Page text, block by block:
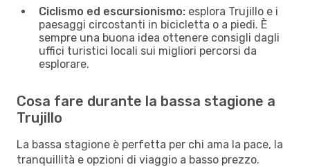
Ciclismo ed escursionismo: esplora Trujillo e i
paesaggi circostanti in bicicletta o a piedi. È
sempre una buona idea ottenere consigli dagli
uffici turistici locali sui migliori percorsi da
esplorare.
Cosa fare durante la bassa stagione a
Trujillo
La bassa stagione è perfetta per chi ama la pace, la
tranquillità e opzioni di viaggio a basso prezzo.